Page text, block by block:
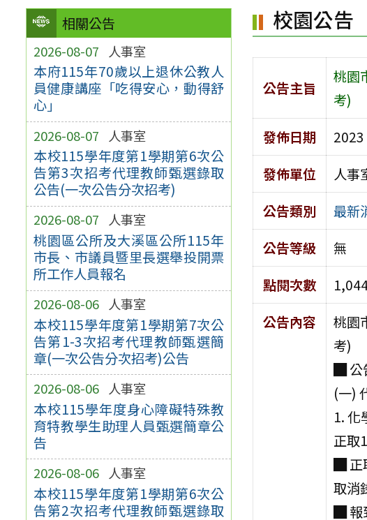
相關公告
2026-08-07 人事室
本府115年70歲以上退休公教人
員健康講座「吃得安心，動得舒
心」
2026-08-07 人事室
本校115學年度第1學期第6次公
告第3次招考代理教師甄選錄取
公告(一次公告分次招考)
2026-08-07 人事室
桃園區公所及大溪區公所115年
市長、市議員暨里長選舉投開票
所工作人員報名
2026-08-06 人事室
本校115學年度第1學期第7次公
告第1-3次招考代理教師甄選簡
章(一次公告分次招考)公告
2026-08-06 人事室
本校115學年度身心障礙特殊教
育特教學生助理人員甄選簡章公
告
2026-08-06 人事室
本校115學年度第1學期第6次公
告第2次招考代理教師甄選錄取
校園公告
公告主旨
桃園
考)
發佈日期
2023
發佈單位
人事
公告類別
最新
公告等級
無
點閱次數
公告內容
桃園
考)
█ 公
(一)
1. 化
正取
█ 正
取消
█ 報